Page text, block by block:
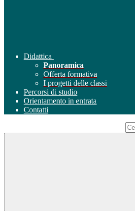
Didattica
Panoramica
Offerta formativa
I progetti delle classi
Percorsi di studio
Orientamento in entrata
Contatti